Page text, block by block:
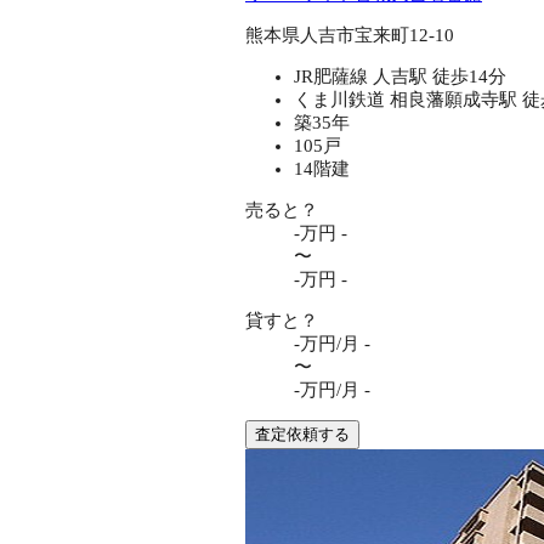
熊本県人吉市宝来町12-10
JR肥薩線 人吉駅 徒歩14分
くま川鉄道 相良藩願成寺駅
築35年
105戸
14階建
売ると？
-万円 -
〜
-万円 -
貸すと？
-万円/月 -
〜
-万円/月 -
査定依頼する